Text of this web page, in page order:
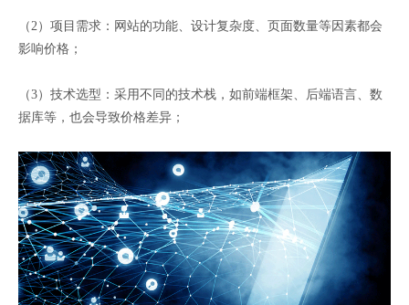
（2）项目需求：网站的功能、设计复杂度、页面数量等因素都会
影响价格；
（3）技术选型：采用不同的技术栈，如前端框架、后端语言、数
据库等，也会导致价格差异；